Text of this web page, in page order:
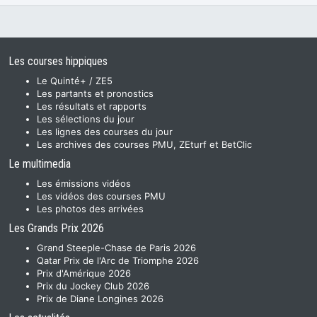
Les courses hippiques
Le Quinté+ / ZE5
Les partants et pronostics
Les résultats et rapports
Les sélections du jour
Les lignes des courses du jour
Les archives des courses PMU, ZEturf et BetClic
Le multimedia
Les émissions vidéos
Les vidéos des courses PMU
Les photos des arrivées
Les Grands Prix 2026
Grand Steeple-Chase de Paris 2026
Qatar Prix de l'Arc de Triomphe 2026
Prix d'Amérique 2026
Prix du Jockey Club 2026
Prix de Diane Longines 2026